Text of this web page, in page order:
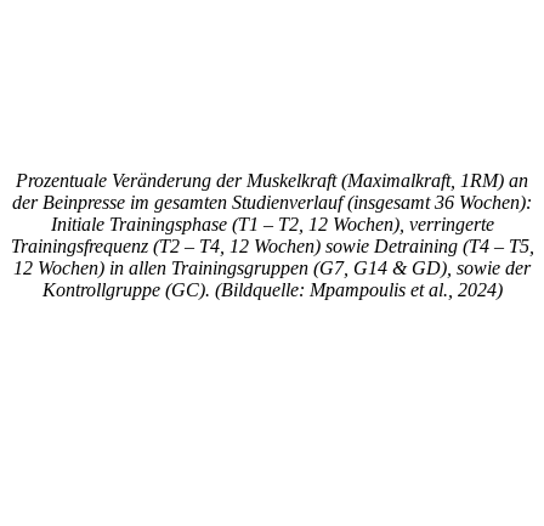
Prozentuale Veränderung der Muskelkraft (Maximalkraft, 1RM) an
der Beinpresse im gesamten Studienverlauf (insgesamt 36 Wochen):
Initiale Trainingsphase (T1 – T2, 12 Wochen), verringerte
Trainingsfrequenz (T2 – T4, 12 Wochen) sowie Detraining (T4 – T5,
12 Wochen) in allen Trainingsgruppen (G7, G14 & GD), sowie der
Kontrollgruppe (GC). (Bildquelle: Mpampoulis et al., 2024)